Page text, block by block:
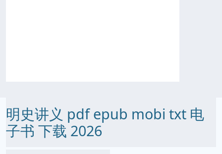
明史讲义 pdf epub mobi txt 电
子书 下载 2026